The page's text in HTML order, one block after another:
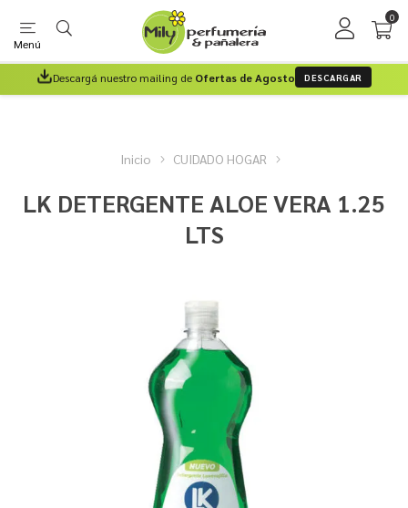
Menú
0
Descargá nuestro mailing de Ofertas de Agosto DESCARGAR
Inicio CUIDADO HOGAR
LK DETERGENTE ALOE VERA 1.25
LTS